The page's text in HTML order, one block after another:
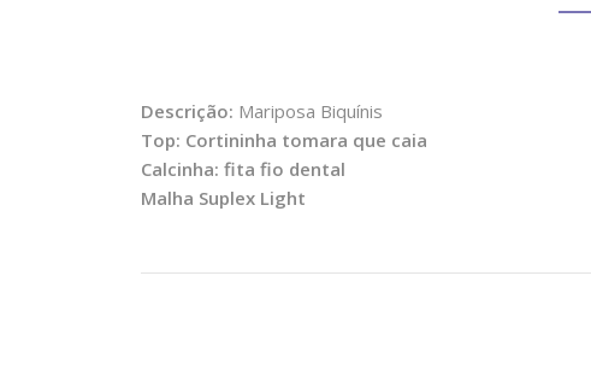
Descrição: Mariposa Biquínis
Top: Cortininha tomara que caia
Calcinha: fita fio dental
Malha Suplex Light